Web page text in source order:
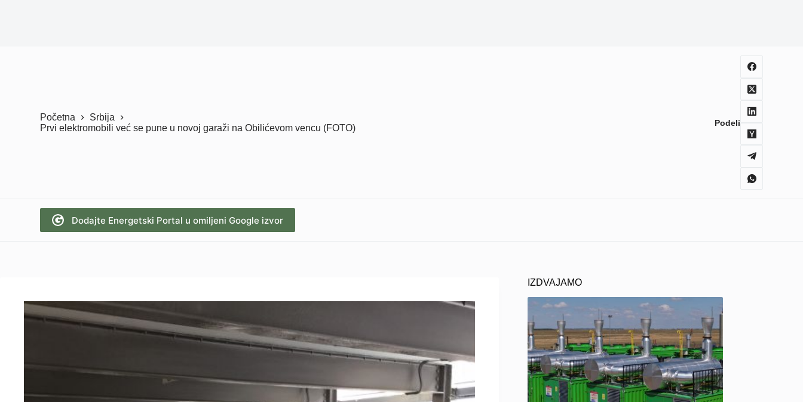
Početna
Srbija
Prvi elektromobili već se pune u novoj garaži na Obilićevom vencu (FOTO)
Podeli
Dodajte Energetski Portal u omiljeni Google izvor
IZDVAJAMO